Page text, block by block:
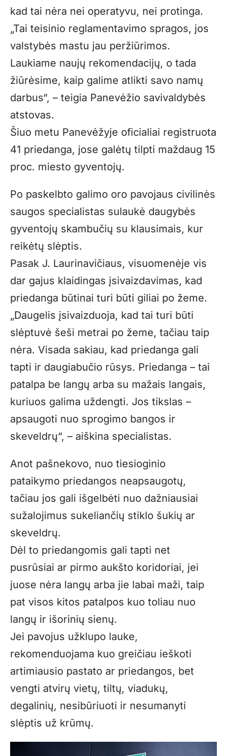
kad tai nėra nei operatyvu, nei protinga.
„Tai teisinio reglamentavimo spragos, jos
valstybės mastu jau peržiūrimos.
Laukiame naujų rekomendacijų, o tada
žiūrėsime, kaip galime atlikti savo namų
darbus“, – teigia Panevėžio savivaldybės
atstovas.
Šiuo metu Panevėžyje oficialiai registruota
41 priedanga, jose galėtų tilpti maždaug 15
proc. miesto gyventojų.
Po paskelbto galimo oro pavojaus civilinės
saugos specialistas sulaukė daugybės
gyventojų skambučių su klausimais, kur
reikėtų slėptis.
Pasak J. Laurinavičiaus, visuomenėje vis
dar gajus klaidingas įsivaizdavimas, kad
priedanga būtinai turi būti giliai po žeme.
„Daugelis įsivaizduoja, kad tai turi būti
slėptuvė šeši metrai po žeme, tačiau taip
nėra. Visada sakiau, kad priedanga gali
tapti ir daugiabučio rūsys. Priedanga – tai
patalpa be langų arba su mažais langais,
kuriuos galima uždengti. Jos tikslas –
apsaugoti nuo sprogimo bangos ir
skeveldrų“, – aiškina specialistas.
Anot pašnekovo, nuo tiesioginio
pataikymo priedangos neapsaugotų,
tačiau jos gali išgelbėti nuo dažniausiai
sužalojimus sukeliančių stiklo šukių ar
skeveldrų.
Dėl to priedangomis gali tapti net
pusrūsiai ar pirmo aukšto koridoriai, jei
juose nėra langų arba jie labai maži, taip
pat visos kitos patalpos kuo toliau nuo
langų ir išorinių sienų.
Jei pavojus užklupo lauke,
rekomenduojama kuo greičiau ieškoti
artimiausio pastato ar priedangos, bet
vengti atvirų vietų, tiltų, viadukų,
degalinių, nesibūriuoti ir nesumanyti
slėptis už krūmų.